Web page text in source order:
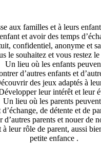
aux familles et à leurs
et avoir des temps
confidentiel, anonyme et
le souhaitez et vous restez
Un lieu où les enfants
d’autres enfants et
des jeux adaptés à
leur intérêt et leur
Un lieu où les parents
d’échange, de détente et de
d’autres parents et nouer de
leur rôle de parent, aussi
petite enfance .